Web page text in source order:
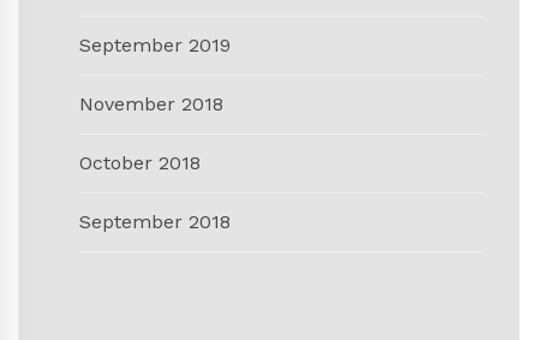
September 2019
November 2018
October 2018
September 2018